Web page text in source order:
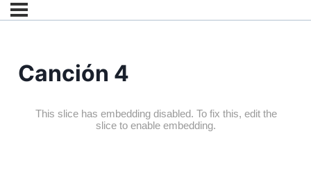
Canción 4